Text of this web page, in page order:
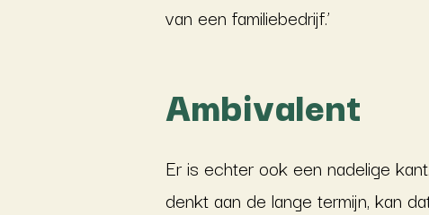
van een familiebedrijf.’
Ambivalent
Er is echter ook een nadelige
denkt aan de lange termijn, kan